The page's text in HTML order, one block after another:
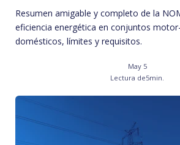
Resumen amigable y completo de la
eficiencia energética en conjuntos
domésticos, límites y requisitos.
May 5
Lectura de5min.